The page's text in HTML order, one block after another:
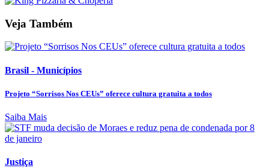
Veja Também
Brasil - Municípios
Projeto “Sorrisos Nos CEUs” oferece cultura gratuita a todos
Saiba Mais
Justiça